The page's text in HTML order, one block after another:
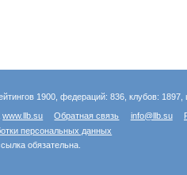
1900, федераций: 836, клубов:
www.llb.su Обратная связь info@llb.su
персональных данных
обязательна.